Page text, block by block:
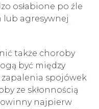
osłabione po źle
lub agresywnej
także choroby
być między
zapalenia spojówek
ze skłonnością
najpierw